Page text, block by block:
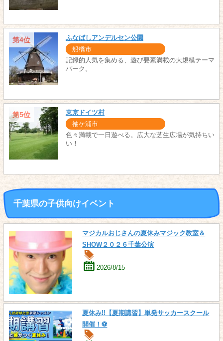
第4位 ふなばしアンデルセン公園
船橋市
記録的人気を集める、遊び要素満載の大規模テーマ
パーク。
第5位 東京ドイツ村
袖ケ浦市
色々満載で一日遊べる。広大な芝生広場が気持ちい
い！
千葉県の子供向けイベント
マジカルおじさんの夏休みマジック教室＆
SHOW２０２６千葉公演
2026/8/15
夏休み‼【夏期講習】単発サッカースクール
開催！⚽